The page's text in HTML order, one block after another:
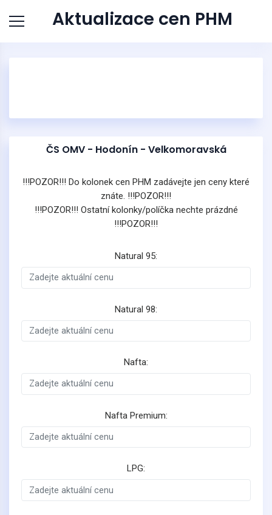
Aktualizace cen PHM
ČS OMV - Hodonín - Velkomoravská
!!!POZOR!!! Do kolonek cen PHM zadávejte jen ceny které
znáte. !!!POZOR!!!
!!!POZOR!!! Ostatní kolonky/políčka nechte prázdné
!!!POZOR!!!
Natural 95:
Natural 98:
Nafta:
Nafta Premium:
LPG: